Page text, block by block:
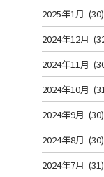
2025年1月 (30)
2024年12月
2024年11月
2024年10月
2024年9月 (30)
2024年8月 (30)
2024年7月 (31)